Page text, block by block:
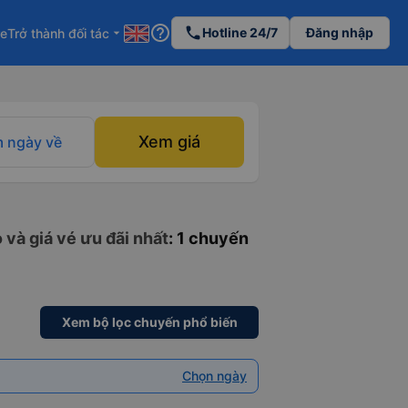
Trở thành đối tác arrow_drop_down help_outline phoneHotline 24/7 Đăng nhập
ngày về Xem giá
giá vé ưu đãi nhất: 1 chuyến
Xem bộ lọc chuyến phổ biến
Chọn ngày